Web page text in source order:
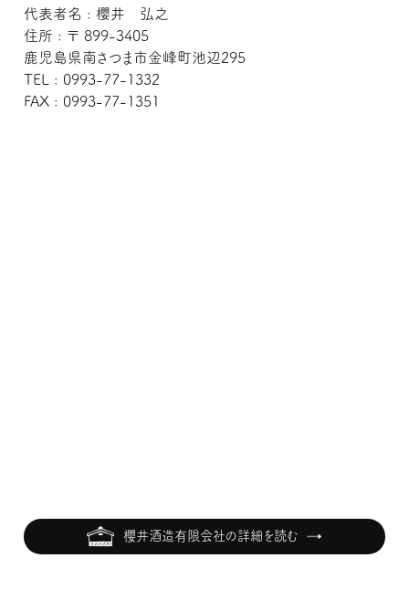
代表者名 : 櫻井 弘之
住所 : 〒 899-3405
鹿児島県南さつま市金峰町池辺295
TEL : 0993-77-1332
FAX : 0993-77-1351
櫻井酒造有限会社の詳細を読む